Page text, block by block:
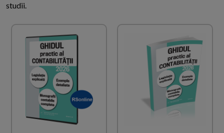
studii.